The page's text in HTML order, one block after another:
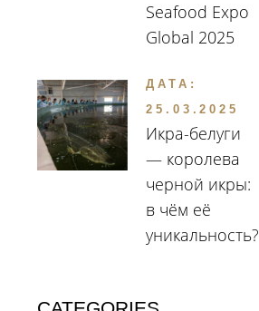
Seafood Expo
Global 2025
ДАТА:
25.03.2025
Икра-белуги
— королева
черной икры:
в чём её
уникальность?